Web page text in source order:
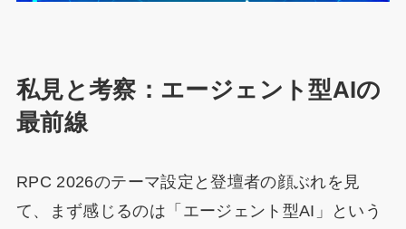
私見と考察：エージェント型AIの
最前線
RPC 2026のテーマ設定と登壇者の顔ぶれを見
て、まず感じるのは「エージェント型AI」という